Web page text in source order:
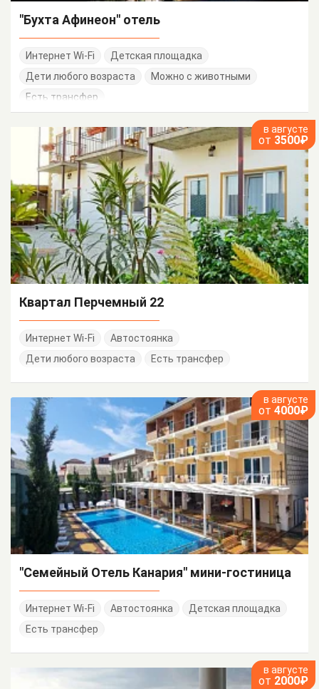
"Бухта Афинеон" отель
Интернет Wi-Fi
Детская площадка
Дети любого возраста
Можно с животными
Есть трансфер
в августе
от 3500₽
Квартал Перчемный 22
Интернет Wi-Fi
Автостоянка
Дети любого возраста
Есть трансфер
в августе
от 4000₽
"Семейный Отель Канария" мини-гостиница
Интернет Wi-Fi Автостоянка
Детская площадка
Есть трансфер
в августе
от 2000₽